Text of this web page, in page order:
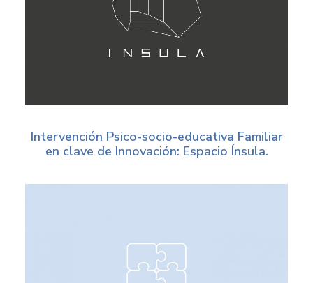
Intervención Psico-socio-educativa Familiar
en clave de Innovación: Espacio Ínsula.